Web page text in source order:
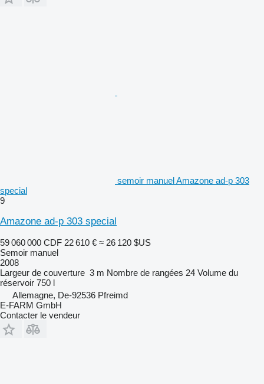
semoir manuel Amazone ad-p 303
special
9
Amazone ad-p 303 special
59 060 000 CDF 22 610 € ≈ 26 120 $US
Semoir manuel
2008
Largeur de couverture 3 m Nombre de rangées 24 Volume du
réservoir 750 l
Allemagne, De-92536 Pfreimd
E-FARM GmbH
Contacter le vendeur